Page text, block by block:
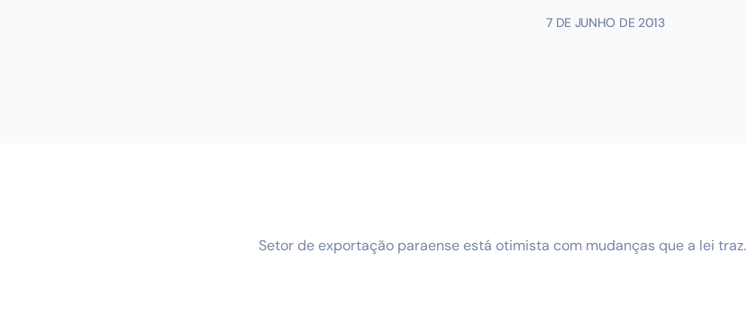
7 DE JUNHO DE 2013
Setor de exportação paraense está otimista com mudanças que a lei traz.